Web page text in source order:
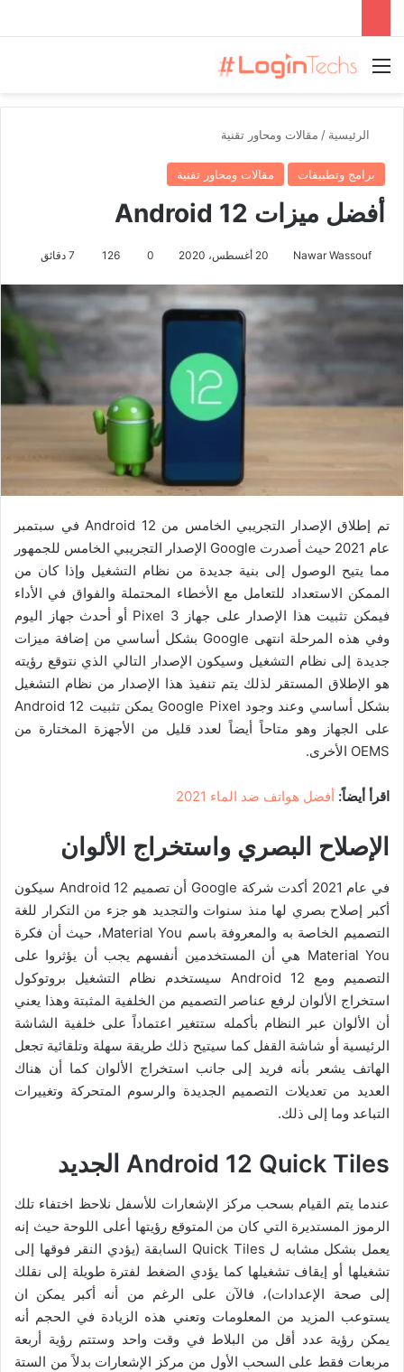
القائمة
الرئيسية / مقالات ومحاور تقنية
برامج وتطبيقات مقالات ومحاور تقنية
أفضل ميزات Android 12
Nawar Wassouf 20 أغسطس، 2020 0
126
تم إطلاق الإصدار التجريبي الخامس من Android 12 في سبتمبر
عام 2021 حيث أصدرت Google الإصدار التجريبي الخامس للجمهور
مما يتيح الوصول إلى بنية جديدة من نظام التشغيل وإذا كان من
الممكن الاستعداد للتعامل مع الأخطاء المحتملة والفواق في الأداء
فيمكن تثبيت هذا الإصدار على جهاز Pixel 3 أو أحدث جهاز اليوم
وفي هذه المرحلة انتهى Google بشكل أساسي من إضافة ميزات
جديدة إلى نظام التشغيل وسيكون الإصدار التالي الذي نتوقع رؤيته
هو الإطلاق المستقر لذلك يتم تنفيذ هذا الإصدار من نظام التشغيل
بشكل أساسي وعند وجود Google Pixel يمكن تثبيت Android 12
على الجهاز وهو متاحاً أيضاً لعدد قليل من الأجهزة المختارة من
OEMS الأخرى.
اقرأ أيضاً: أفضل هواتف ضد الماء 2021
الإصلاح البصري واستخراج الألوان
في عام 2021 أكدت شركة Google أن تصميم Android 12 سيكون
أكبر إصلاح بصري لها منذ سنوات والتجديد هو جزء من التكرار للغة
التصميم الخاصة به والمعروفة باسم Material You، حيث أن فكرة
Material You هي أن المستخدمين أنفسهم يجب أن يؤثروا على
التصميم ومع Android 12 سيستخدم نظام التشغيل بروتوكول
استخراج الألوان لرفع عناصر التصميم من الخلفية المثبتة وهذا يعني
أن الألوان عبر النظام بأكمله ستتغير اعتماداً على خلفية الشاشة
الرئيسية أو شاشة القفل كما سيتيح ذلك طريقة سهلة وتلقائية تجعل
الهاتف يشعر بأنه فريد إلى جانب استخراج الألوان كما أن هناك
العديد من تعديلات التصميم الجديدة والرسوم المتحركة وتغييرات
التباعد وما إلى ذلك.
Android 12 Quick Tiles الجديد
عندما يتم القيام بسحب مركز الإشعارات للأسفل نلاحظ اختفاء تلك
الرموز المستديرة التي كان من المتوقع رؤيتها أعلى اللوحة حيث إنه
يعمل بشكل مشابه ل Quick Tiles السابقة (يؤدي النقر فوقها إلى
تشغيلها أو إيقاف تشغيلها كما يؤدي الضغط لفترة طويلة إلى نقلك
إلى صحة الإعدادات)، فالآن على الرغم من أنه أكبر يمكن ان
يستوعب المزيد من المعلومات وتعني هذه الزيادة في الحجم أنه
يمكن رؤية عدد أقل من البلاط في وقت واحد وستتم رؤية أربعة
مربعات فقط على السحب الأول من مركز الإشعارات بدلاً من الستة